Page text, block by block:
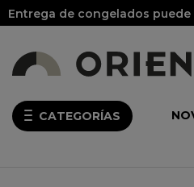
Entrega de congelados
CATEGORÍAS